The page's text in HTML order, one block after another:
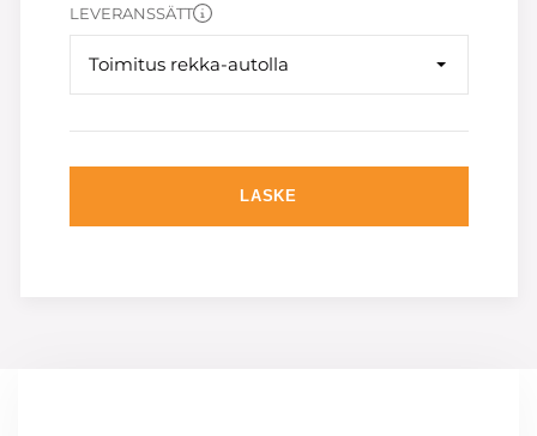
LEVERANSSÄTT
Toimitus rekka-autolla
LASKE